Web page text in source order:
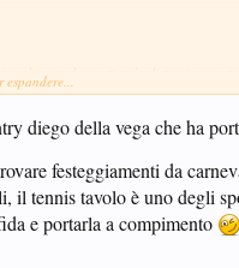
dopo un paio di mesi sono
espandere...
diego della vega che ha
festeggiamenti da
il tennis tavolo è uno degli
e portarla a compimento